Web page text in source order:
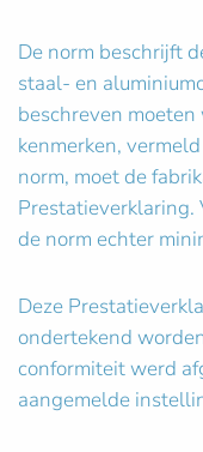
De norm beschrijft
staal- en
beschreven
kenmerken,
norm, moet de
Prestatieverklaring.
de norm echter
Deze
ondertekend
conformiteit werd
aangemelde